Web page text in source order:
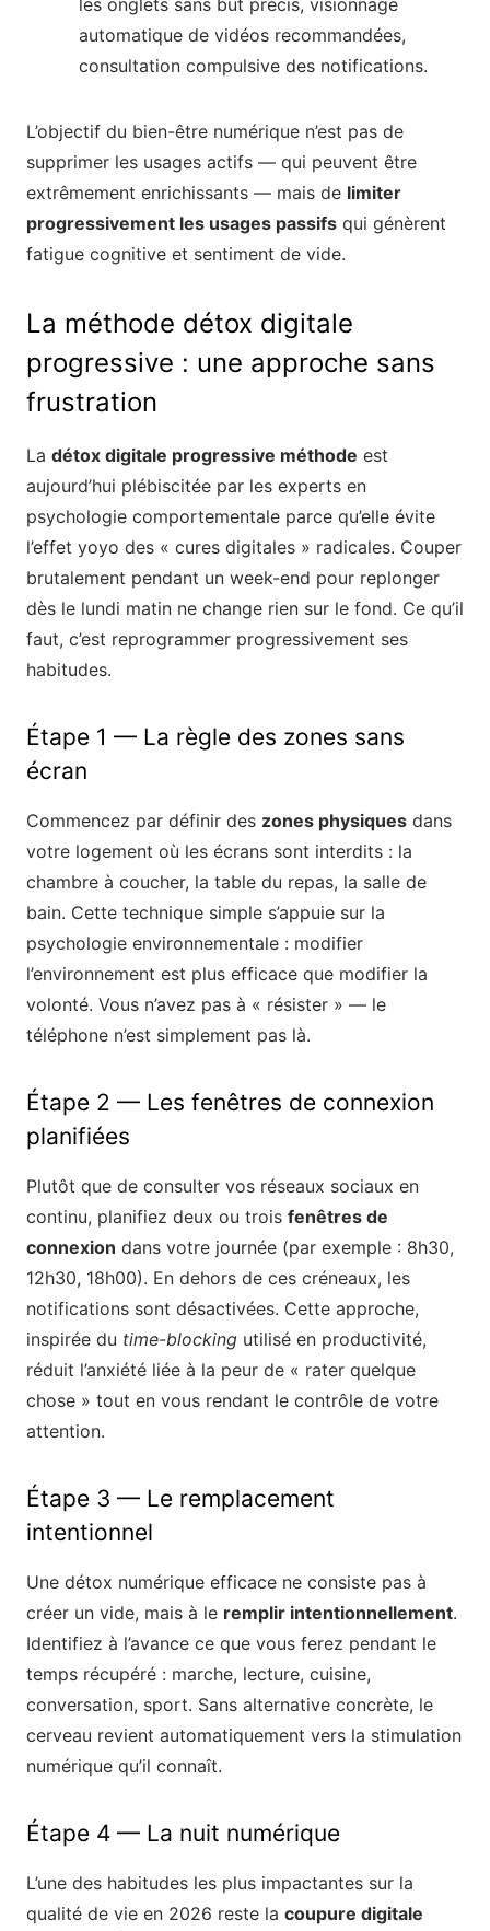
les onglets sans but précis, visionnage
automatique de vidéos recommandées,
consultation compulsive des notifications.
L’objectif du bien-être numérique n’est pas de
supprimer les usages actifs — qui peuvent être
extrêmement enrichissants — mais de limiter
progressivement les usages passifs qui génèrent
fatigue cognitive et sentiment de vide.
La méthode détox digitale
progressive : une approche sans
frustration
La détox digitale progressive méthode est
aujourd’hui plébiscitée par les experts en
psychologie comportementale parce qu’elle évite
l’effet yoyo des « cures digitales » radicales. Couper
brutalement pendant un week-end pour replonger
dès le lundi matin ne change rien sur le fond. Ce qu’il
faut, c’est reprogrammer progressivement ses
habitudes.
Étape 1 — La règle des zones sans
écran
Commencez par définir des zones physiques dans
votre logement où les écrans sont interdits : la
chambre à coucher, la table du repas, la salle de
bain. Cette technique simple s’appuie sur la
psychologie environnementale : modifier
l’environnement est plus efficace que modifier la
volonté. Vous n’avez pas à « résister » — le
téléphone n’est simplement pas là.
Étape 2 — Les fenêtres de connexion
planifiées
Plutôt que de consulter vos réseaux sociaux en
continu, planifiez deux ou trois fenêtres de
connexion dans votre journée (par exemple : 8h30,
12h30, 18h00). En dehors de ces créneaux, les
notifications sont désactivées. Cette approche,
inspirée du time-blocking utilisé en productivité,
réduit l’anxiété liée à la peur de « rater quelque
chose » tout en vous rendant le contrôle de votre
attention.
Étape 3 — Le remplacement
intentionnel
Une détox numérique efficace ne consiste pas à
créer un vide, mais à le remplir intentionnellement.
Identifiez à l’avance ce que vous ferez pendant le
temps récupéré : marche, lecture, cuisine,
conversation, sport. Sans alternative concrète, le
cerveau revient automatiquement vers la stimulation
numérique qu’il connaît.
Étape 4 — La nuit numérique
L’une des habitudes les plus impactantes sur la
qualité de vie en 2026 reste la coupure digitale